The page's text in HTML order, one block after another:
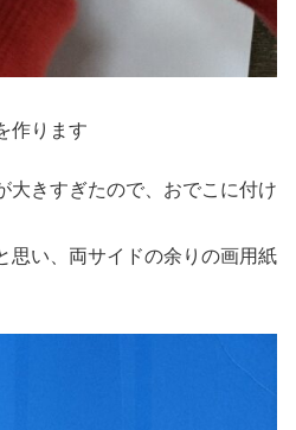
作ります
大きすぎたので、おでこに付け
思い、両サイドの余りの画用紙